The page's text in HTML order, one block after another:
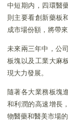
中短期内，四環醫
則主要看創新藥板
成市場份額，將帶
未來兩三年中，公
板塊以及工業大麻
現大力發展。
隨著各大業務板塊
和利潤的高速增長
物醫藥和醫美市場的